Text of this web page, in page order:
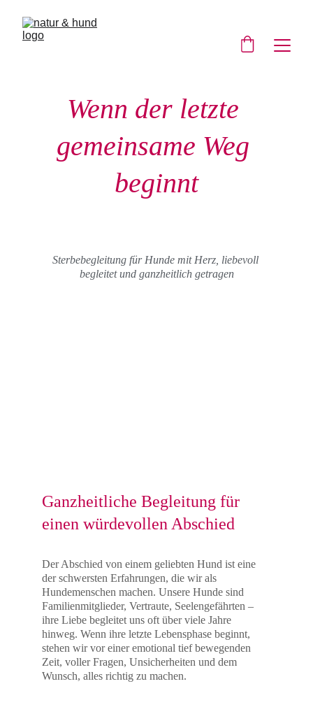
Wenn der letzte
gemeinsame Weg
beginnt
Sterbebegleitung für Hunde mit Herz, liebevoll
begleitet und ganzheitlich getragen
Ganzheitliche Begleitung für
einen würdevollen Abschied
Der Abschied von einem geliebten Hund ist eine
der schwersten Erfahrungen, die wir als
Hundemenschen machen. Unsere Hunde sind
Familienmitglieder, Vertraute, Seelengefährten –
ihre Liebe begleitet uns oft über viele Jahre
hinweg. Wenn ihre letzte Lebensphase beginnt,
stehen wir vor einer emotional tief bewegenden
Zeit, voller Fragen, Unsicherheiten und dem
Wunsch, alles richtig zu machen.